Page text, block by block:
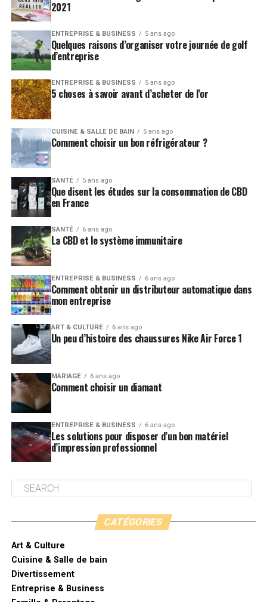
2021
ENTREPRISE & BUSINESS 5 ans ago
Quelques raisons d’organiser votre journée de golf
d’entreprise
ENTREPRISE & BUSINESS 5 ans ago
5 choses à savoir avant d’acheter de l’or
CUISINE & SALLE DE BAIN 5 ans ago
Comment choisir un bon réfrigérateur ?
SANTÉ 5 ans ago
Que disent les études sur la consommation de CBD
en France
SANTÉ 6 ans ago
La CBD et le système immunitaire
ENTREPRISE & BUSINESS 6 ans ago
Comment obtenir un distributeur automatique dans
mon entreprise
ART & CULTURE 6 ans ago
Un peu d’histoire des chaussures Nike Air Force 1
MARIAGE 6 ans ago
Comment choisir un diamant
ENTREPRISE & BUSINESS 6 ans ago
Les solutions pour disposer d’un bon matériel
d’impression professionnel
CATÉGORIES
Art & Culture
Cuisine & Salle de bain
Divertissement
Entreprise & Business